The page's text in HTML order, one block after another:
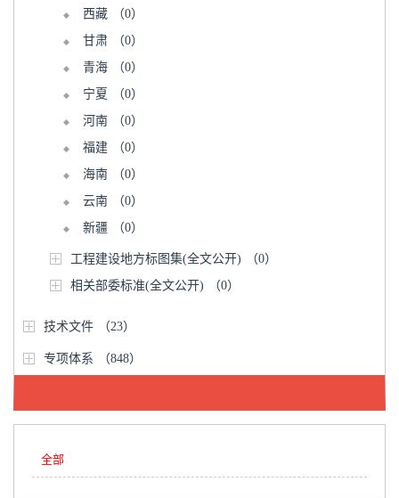
西藏
（0）
甘肃
（0）
青海
（0）
宁夏
（0）
河南
（0）
福建
（0）
海南
（0）
云南
（0）
新疆
（0）
工程建设地方标图集(全文公开)
（0）
相关部委标准(全文公开)
（0）
技术文件 （23）
专项体系 （848）
全部